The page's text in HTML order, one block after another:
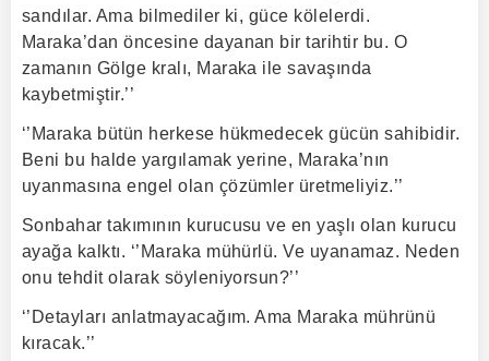
sandılar. Ama bilmediler ki, güce kölelerdi.
Maraka’dan öncesine dayanan bir tarihtir bu. O
zamanın Gölge kralı, Maraka ile savaşında
kaybetmiştir.’’
‘’Maraka bütün herkese hükmedecek gücün sahibidir.
Beni bu halde yargılamak yerine, Maraka’nın
uyanmasına engel olan çözümler üretmeliyiz.’’
Sonbahar takımının kurucusu ve en yaşlı olan kurucu
ayağa kalktı. ‘’Maraka mühürlü. Ve uyanamaz. Neden
onu tehdit olarak söyleniyorsun?’’
‘’Detayları anlatmayacağım. Ama Maraka mührünü
kıracak.’’